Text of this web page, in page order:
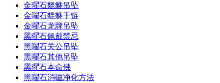
金曜石貔貅吊坠
金曜石貔貅手链
金曜石龙牌吊坠
黑曜石佩戴禁忌
黑曜石关公吊坠
黑曜石其他吊坠
黑曜石本命佛
黑曜石消磁净化方法